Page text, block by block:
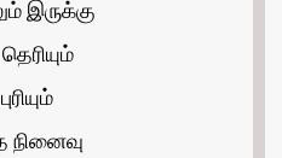
இருக்கு